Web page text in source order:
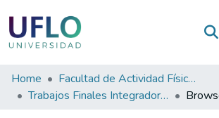
Communities
&
Home
Facultad de Actividad Física y Deporte
Trabajos Finales Integradores (TFI) de la Licenciatura en Actividad Física y Deporte